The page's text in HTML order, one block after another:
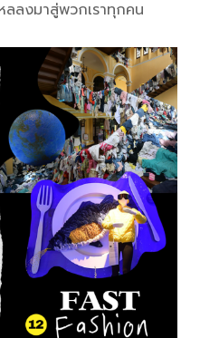
ลลงมาสู่พวกเราทุกคน